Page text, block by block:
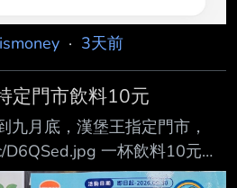
· 3天前
定門市飲料10元
九月底，漢堡王指定門市，
D6QSed.jpg 一杯飲料10元，
5元！